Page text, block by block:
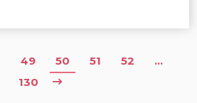
49 50 51 52
…
130